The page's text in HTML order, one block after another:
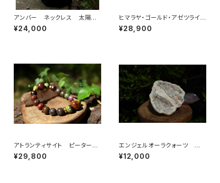
アンバー ネックレス 太陽の
エネルギーで神秘の力を目覚め
させる
¥24,000
ヒマラヤ・ゴールド・アゼツライ
ト 魂の目覚め、「ゴールデン・ラ
イトの降下」
¥28,900
アトランティサイト ピーターサ
イト アトランティスの叡智、天
国の王国への旅
¥29,800
エンジェルオーラクォーツ ジ
オード
¥12,000